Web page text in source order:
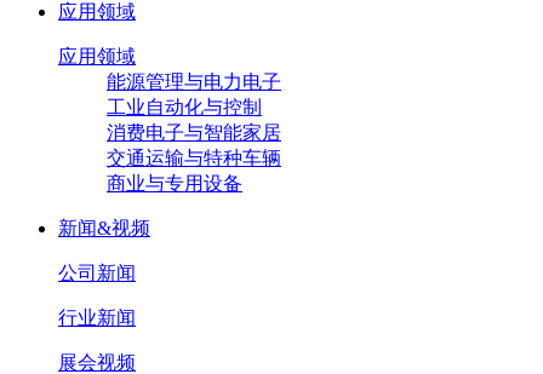
应用领域
应用领域
能源管理与电力电子
工业自动化与控制
消费电子与智能家居
交通运输与特种车辆
商业与专用设备
新闻&视频
公司新闻
行业新闻
展会视频